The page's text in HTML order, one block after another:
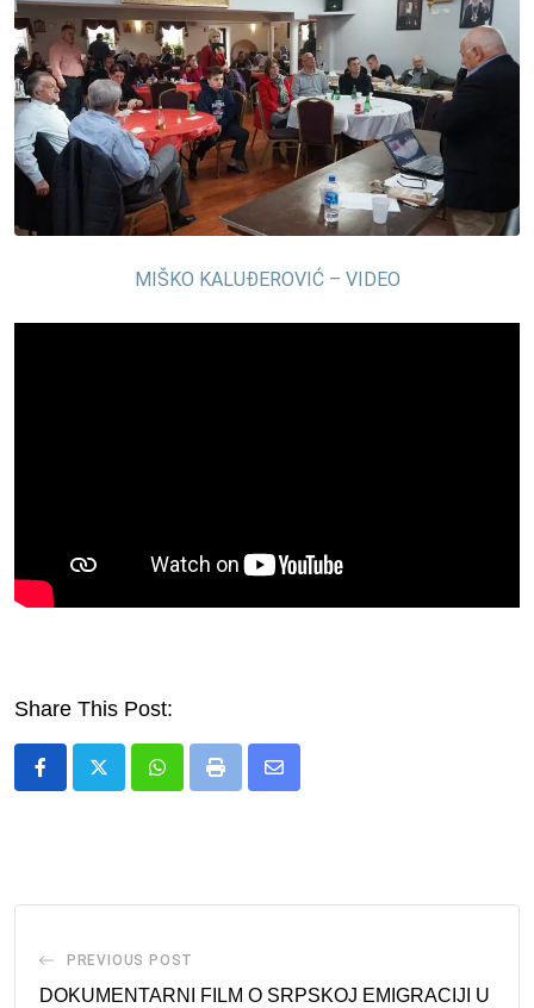
MIŠKO KALUĐEROVIĆ – VIDEO
Share This Post:
WhatsappPrint
Share
PREVIOUS POST
DOKUMENTARNI FILM O SRPSKOJ EMIGRACIJI U